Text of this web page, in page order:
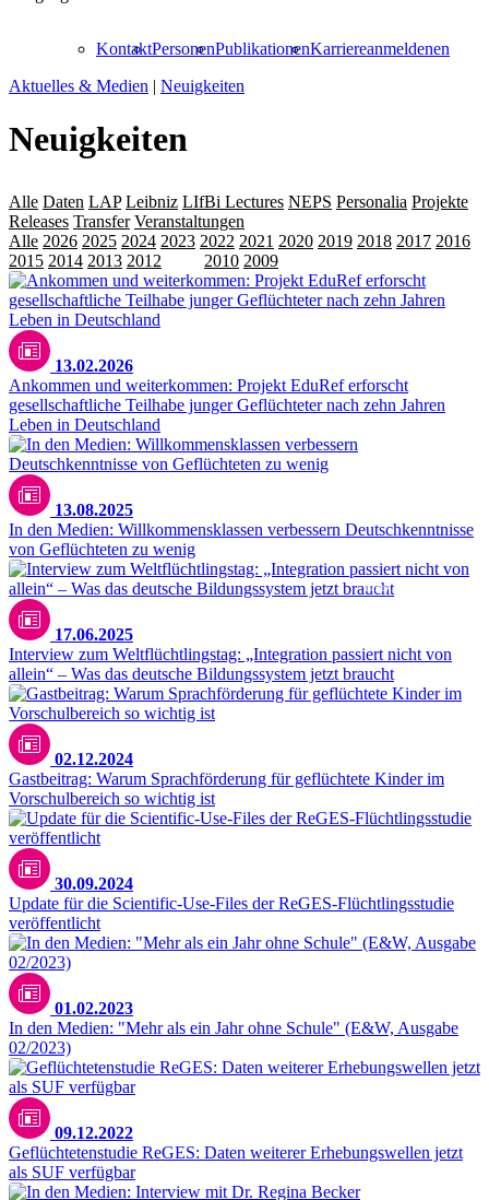
KontaktPersonenPublikationenKarriereanmeldenen
Aktuelles & Medien | Neuigkeiten
Neuigkeiten
Alle Daten LAP Leibniz LIfBi Lectures NEPS Personalia Projekte
Releases Transfer Veranstaltungen
Alle 2026 2025 2024 2023 2022 2021 2020 2019 2018 2017 2016
2015 2014 2013 2012 2010 2009
13.02.2026
Ankommen und weiterkommen: Projekt EduRef erforscht
gesellschaftliche Teilhabe junger Geflüchteter nach zehn Jahren
Leben in Deutschland
13.08.2025
In den Medien: Willkommensklassen verbessern Deutschkenntnisse
von Geflüchteten zu wenig
istock.com/Drazen Zigic
17.06.2025
Interview zum Weltflüchtlingstag: „Integration passiert nicht von
allein“ – Was das deutsche Bildungssystem jetzt braucht
02.12.2024
Gastbeitrag: Warum Sprachförderung für geflüchtete Kinder im
Vorschulbereich so wichtig ist
30.09.2024
Update für die Scientific-Use-Files der ReGES-Flüchtlingsstudie
veröffentlicht
01.02.2023
In den Medien: "Mehr als ein Jahr ohne Schule" (E&W, Ausgabe
02/2023)
09.12.2022
Geflüchtetenstudie ReGES: Daten weiterer Erhebungswellen jetzt
als SUF verfügbar